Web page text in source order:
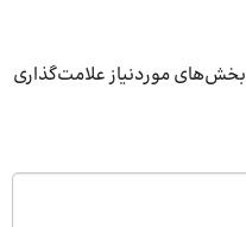
بخش‌های موردنیاز علامت‌گذاری